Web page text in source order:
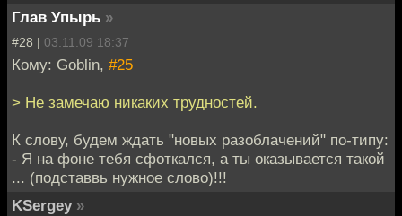
Глав Упырь »
#28 | 03.11.09 18:37
Кому: Goblin, #25
> Не замечаю никаких трудностей.
К слову, будем ждать "новых разоблачений" по-типу:
- Я на фоне тебя сфоткался, а ты оказывается такой
... (подставвь нужное слово)!!!
KSergey »